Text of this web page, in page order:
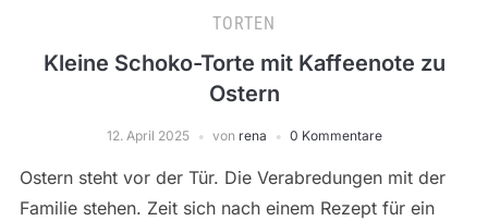
TORTEN
Kleine Schoko-Torte mit Kaffeenote zu
Ostern
12. April 2025 von rena 0 Kommentare
Ostern steht vor der Tür. Die Verabredungen mit der
Familie stehen. Zeit sich nach einem Rezept für ein